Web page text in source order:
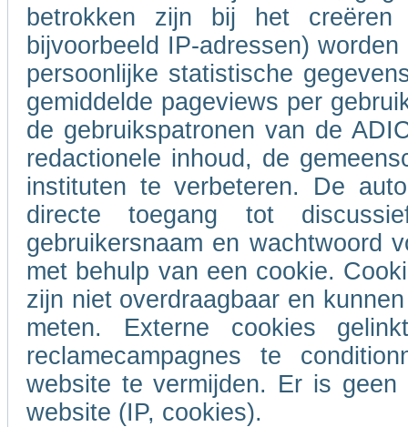
betrokken zijn bij het
bijvoorbeeld IP-adressen)
persoonlijke statistische
gemiddelde pageviews per
de gebruikspatronen van de
redactionele inhoud, de
instituten te verbeteren. De
directe toegang tot
gebruikersnaam en wachtwoord
met behulp van een cookie.
zijn niet overdraagbaar en
meten. Externe cookies
reclamecampagnes te
website te vermijden. Er is geen
website (IP, cookies).